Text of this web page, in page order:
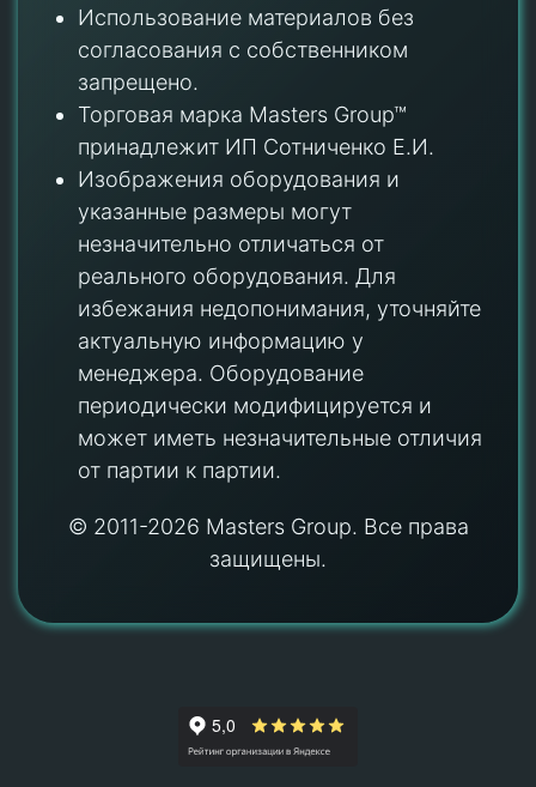
Использование материалов без
согласования с собственником
запрещено.
Торговая марка Masters Group™
принадлежит ИП Сотниченко Е.И.
Изображения оборудования и
указанные размеры могут
незначительно отличаться от
реального оборудования. Для
избежания недопонимания, уточняйте
актуальную информацию у
менеджера. Оборудование
периодически модифицируется и
может иметь незначительные отличия
от партии к партии.
© 2011-2026 Masters Group. Все права
защищены.